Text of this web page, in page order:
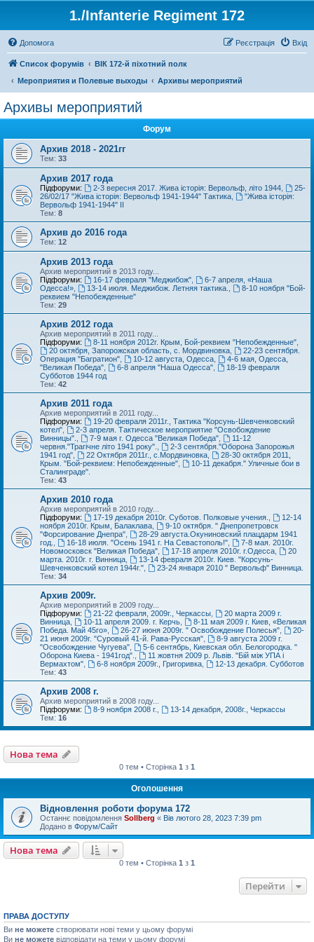
1./Infanterie Regiment 172
Допомога Вхід
Реєстрація
Список форумів
ВІК 172-й піхотний полк
Мероприятия и Полевые выходы
Архивы мероприятий
Архивы мероприятий
Форум
Архив 2018 - 2021гг
Тем: 33
Архив 2017 года
Підфоруми: 2-3 вересня 2017. Жива історія: Вервольф, літо 1944,
25-
26/02/17 "Жива історія: Вервольф 1941-1944" Тактика
"Жива історія:
Вервольф 1941-1944" ІІ
Тем: 8
Архив до 2016 года
Тем: 12
Архив 2013 года
Архив мероприятий в 2013 году...
Підфоруми:
16-17 февраля "Меджибож",
6-7 апреля, «Наша
Одесса!»
13-14 июля. Меджибож. Летняя тактика.
8-10 ноября "Бой-
реквием "Непобежденные"
Тем: 29
Архив 2012 года
Архив мероприятий в 2011 году...
Підфоруми:
8-11 ноября 2012г. Крым, Бой-реквием "Непобежденные",
20 октября, Запорожская область, с. Мордвиновка,
22-23 сентября.
Операция "Багратион"
10-12 августа, Одесса,
4-6 мая, Одесса,
"Великая Победа"
6-8 апреля "Наша Одесса",
18-19 февраля
Субботов 1944 год
Тем: 42
Архив 2011 года
Архив мероприятий в 2011 году...
Підфоруми:
19-20 февраля 2011г., Тактика "Корсунь-Шевченковский
котел"
2-3 апреля. Тактическое мероприятие "Освобождение
Винницы".
7-9 мая г. Одесса "Великая Победа",
11-12
червня."Трагічне літо 1941 року".
2-3 сентября."Оборона Запорожья
1941 год"
22 Октября 2011г., с.Мордвиновка,
28-30 октября 2011,
Крым. "Бой-реквием: Непобежденные"
10-11 декабря." Уличные бои в
Сталинграде".
Тем: 43
Архив 2010 года
Архив мероприятий в 2010 году...
Підфоруми:
17-19 декабря 2010г. Суботов. Полковые учения.
12-14
ноября 2010г. Крым, Балаклава
9-10 октября. " Днепропетровск
"Форсирование Днепра"
28-29 августа.Окуниновский плацдарм 1941
год.
16-18 июля. "Осень 1941 г. На Севастополь!",
7-8 мая. 2010г.
Новомосковск "Великая Победа"
17-18 апреля 2010г. г.Одесса,
20
марта. 2010г. г. Винница
13-14 февраля 2010г. Киев. "Корсунь-
Шевченковский котел 1944г."
23-24 января 2010 " Вервольф" Винница.
Тем: 34
Архив 2009г.
Архив мероприятий в 2009 году...
Підфоруми:
21-22 февраля, 2009г., Черкассы,
20 марта 2009 г.
Винница
10-11 апреля 2009. г. Керчь,
8-11 мая 2009 г. Киев, «Великая
Победа. Май 45го»
26-27 июня 2009г. " Освобождение Полесья",
20-
21 июня 2009г. "Суровый 41-й. Рава-Русская"
8-9 августа 2009 г.
"Освобождение Чугуева"
5-6 сентябрь, Киевская обл. Белогородка. "
Оборона Киева - 1941год".
11 жовтня 2009 p. Львів. "Бій між УПА і
Вермахтом"
6-8 ноября 2009г., Григоривка,
12-13 декабря. Субботов
Тем: 43
Архив 2008 г.
Архив мероприятий в 2008 году...
Підфоруми:
8-9 ноября 2008 г.
13-14 декабря, 2008г., Черкассы
Тем: 16
Нова тема
0 тем • Сторінка 1 з 1
Оголошення
Відновлення роботи форума 172
Останнє повідомлення Sollberg « Вів лютого 28, 2023 7:39 pm
Додано в Форум/Сайт
Нова тема
0 тем • Сторінка 1 з 1
Перейти
ПРАВА ДОСТУПУ
Ви не можете створювати нові теми у цьому форумі
Ви не можете відповідати на теми у цьому форумі